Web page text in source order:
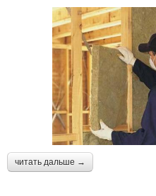
читать дальше →